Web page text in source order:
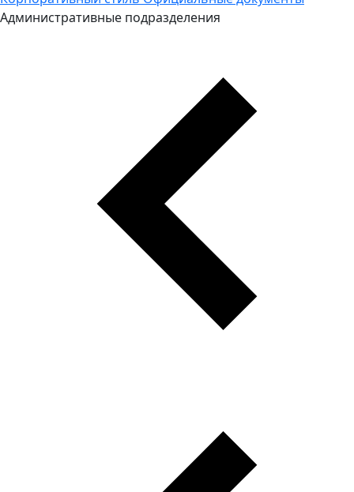
Административные подразделения